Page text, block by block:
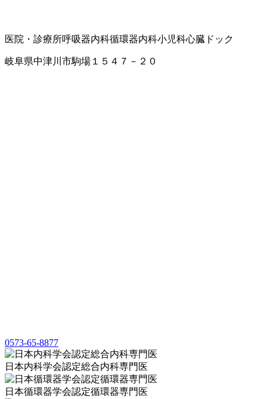
医院・診療所呼吸器内科循環器内科小児科心臓ドック
岐阜県中津川市駒場１５４７－２０
0573-65-8877
日本内科学会認定総合内科専門医
日本循環器学会認定循環器専門医